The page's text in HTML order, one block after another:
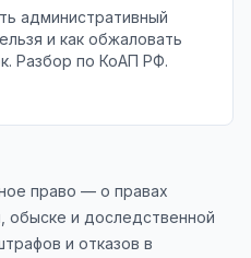
административный
и как обжаловать
Разбор по КоАП РФ.
право — о правах
обыске и доследственной
и отказов в